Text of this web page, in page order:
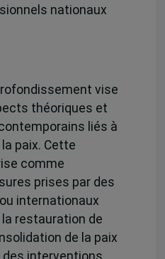
nationaux
vise
théoriques et
liés à
paix. Cette
comme
prises par des
internationaux
restauration de
de la paix
des interventions